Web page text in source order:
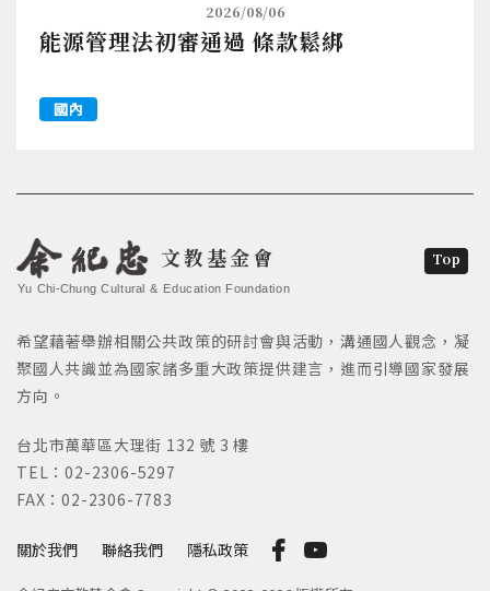
2026/08/06
能源管理法初審通過 條款鬆綁
國內
文教基金會
Yu Chi-Chung Cultural & Education Foundation
關於我們 聯絡我們 隱私政策
希望藉著舉辦相關公共政策的研討會與活動，溝通國人觀念，凝
聚國人共識並為國家諸多重大政策提供建言，進而引導國家發展
方向。
台北市萬華區大理街 132 號 3 樓
TEL：02-2306-5297
FAX：02-2306-7783
Top